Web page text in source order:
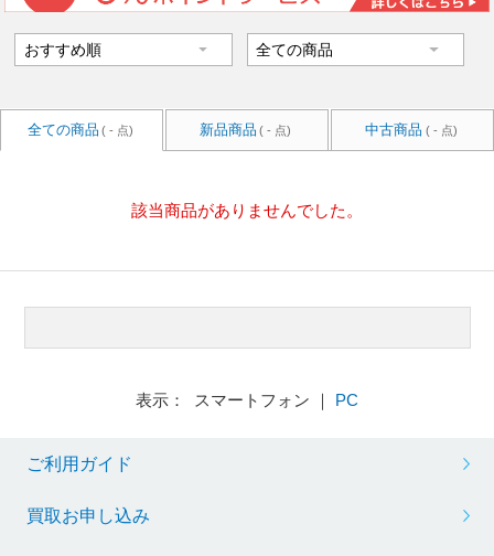
全ての商品 ( - 点) 新品商品 ( - 点) 中古商品 ( - 点)
該当商品がありませんでした。
表示： スマートフォン ｜ PC
ご利用ガイド
買取お申し込み